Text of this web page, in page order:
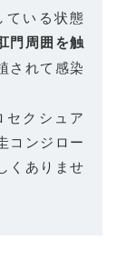
ている状態
門周囲を触
されて感染
クシュア
コンジロー
くありませ